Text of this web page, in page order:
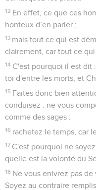
12 En effet, ce que ces
honteux d’en parler ;
13 mais tout ce qui est
clairement, car tout ce
14 C'est pourquoi il est dit
toi d'entre les morts, et
15 Faites donc bien
conduisez : ne vous
comme des sages :
16 rachetez le temps, car
17 C'est pourquoi ne
quelle est la volonté du
18 Ne vous enivrez pas de
Soyez au contraire